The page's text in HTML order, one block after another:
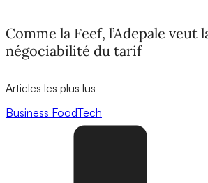
Comme la Feef, l’Adepale veut
négociabilité du tarif
Articles les plus lus
Business FoodTech